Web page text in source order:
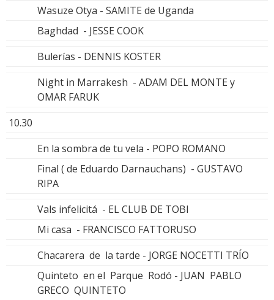
Wasuze Otya - SAMITE de Uganda
Baghdad - JESSE COOK
Bulerías - DENNIS KOSTER
Night in Marrakesh - ADAM DEL MONTE y
OMAR FARUK
10.30
En la sombra de tu vela - POPO ROMANO
Final ( de Eduardo Darnauchans) - GUSTAVO
RIPA
Vals infelicitá - EL CLUB DE TOBI
Mi casa - FRANCISCO FATTORUSO
Chacarera de la tarde - JORGE NOCETTI TRÍO
Quinteto en el Parque Rodó - JUAN PABLO
GRECO QUINTETO